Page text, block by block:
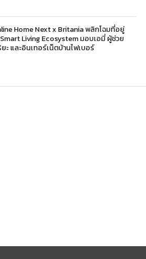
Home Next x Britania พลิกโฉมที่อยู่
Living Ecosystem มอบเอมี่ ผู้ช่วย
ะ และอินเทอร์เน็ตบ้านไฟเบอร์